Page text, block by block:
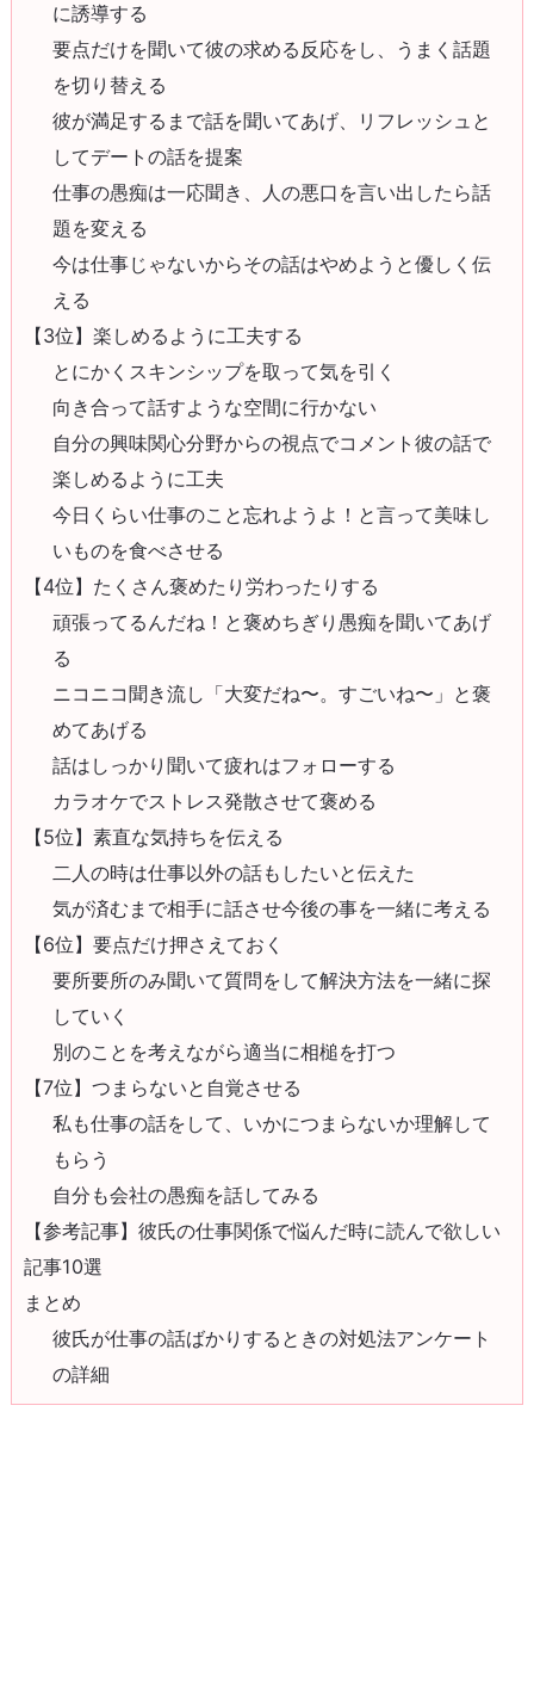
に誘導する
要点だけを聞いて彼の求める反応をし、うまく話題
を切り替える
彼が満足するまで話を聞いてあげ、リフレッシュと
してデートの話を提案
仕事の愚痴は一応聞き、人の悪口を言い出したら話
題を変える
今は仕事じゃないからその話はやめようと優しく伝
える
【3位】楽しめるように工夫する
とにかくスキンシップを取って気を引く
向き合って話すような空間に行かない
自分の興味関心分野からの視点でコメント彼の話で
楽しめるように工夫
今日くらい仕事のこと忘れようよ！と言って美味し
いものを食べさせる
【4位】たくさん褒めたり労わったりする
頑張ってるんだね！と褒めちぎり愚痴を聞いてあげ
る
ニコニコ聞き流し「大変だね〜。すごいね〜」と褒
めてあげる
話はしっかり聞いて疲れはフォローする
カラオケでストレス発散させて褒める
【5位】素直な気持ちを伝える
二人の時は仕事以外の話もしたいと伝えた
気が済むまで相手に話させ今後の事を一緒に考える
【6位】要点だけ押さえておく
要所要所のみ聞いて質問をして解決方法を一緒に探
していく
別のことを考えながら適当に相槌を打つ
【7位】つまらないと自覚させる
私も仕事の話をして、いかにつまらないか理解して
もらう
自分も会社の愚痴を話してみる
【参考記事】彼氏の仕事関係で悩んだ時に読んで欲しい
記事10選
まとめ
彼氏が仕事の話ばかりするときの対処法アンケート
の詳細